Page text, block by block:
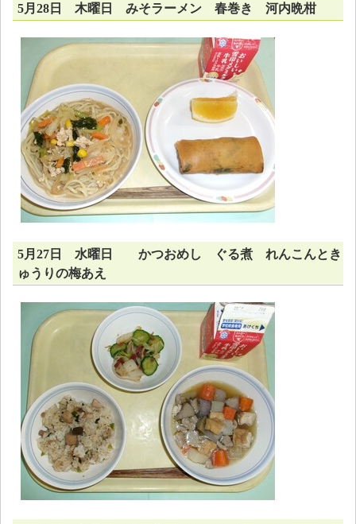
5月28日 木曜日 みそラーメン 春巻き 河内晩柑
5月27日 水曜日 かつおめし ぐる煮 れんこんとき
ゅうりの梅あえ